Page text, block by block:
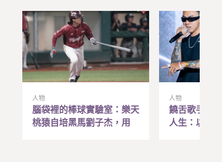
人物
腦袋裡的棒球實驗室：樂天
桃猿自培黑馬劉子杰，用
人物
饒舌歌手Lizi
人生：以前